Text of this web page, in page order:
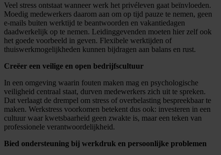
Veel stress ontstaat wanneer werk het privéleven gaat beïnvloeden.
Moedig medewerkers daarom aan om op tijd pauze te nemen, geen
e-mails buiten werktijd te beantwoorden en vakantiedagen
daadwerkelijk op te nemen. Leidinggevenden moeten hier zelf ook
het goede voorbeeld in geven. Flexibele werktijden of
thuiswerkmogelijkheden kunnen bijdragen aan balans en rust.
Creëer een veilige en open bedrijfscultuur
In een omgeving waarin fouten maken mag en psychologische
veiligheid centraal staat, durven medewerkers zich uit te spreken.
Dat verlaagt de drempel om stress of overbelasting bespreekbaar te
maken. Werkstress voorkomen betekent dus ook: investeren in een
cultuur waar kwetsbaarheid geen zwakte is, maar een teken van
professionele verantwoordelijkheid.
Bied ondersteuning bij werkdruk en persoonlijke problemen